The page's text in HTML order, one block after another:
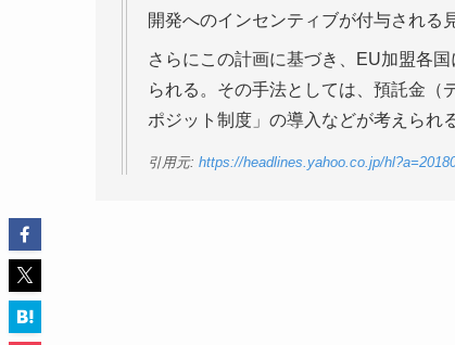
開発へのインセンティブが付与される
さらにこの計画に基づき、EU加盟各
られる。その手法としては、預託金（
ポジット制度」の導入などが考えられ
引用元: https://headlines.yahoo.co.jp/